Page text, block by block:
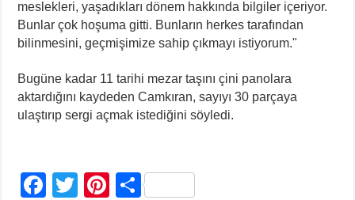
meslekleri, yaşadıkları dönem hakkında bilgiler içeriyor.
Bunlar çok hoşuma gitti. Bunların herkes tarafından
bilinmesini, geçmişimize sahip çıkmayı istiyorum."
Bugüne kadar 11 tarihi mezar taşını çini panolara
aktardığını kaydeden Camkıran, sayıyı 30 parçaya
ulaştırıp sergi açmak istediğini söyledi.
F
T
Pi S